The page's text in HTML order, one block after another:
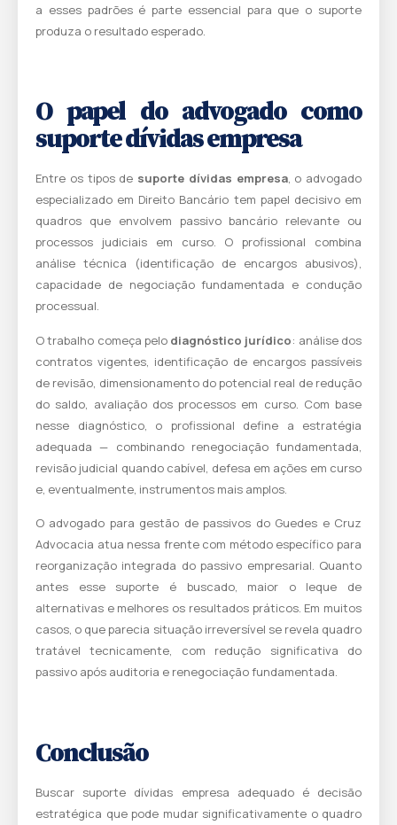
a esses padrões é parte essencial para que o suporte
produza o resultado esperado.
O papel do advogado como
suporte dívidas empresa
Entre os tipos de suporte dívidas empresa, o advogado
especializado em Direito Bancário tem papel decisivo em
quadros que envolvem passivo bancário relevante ou
processos judiciais em curso. O profissional combina
análise técnica (identificação de encargos abusivos),
capacidade de negociação fundamentada e condução
processual.
O trabalho começa pelo diagnóstico jurídico: análise dos
contratos vigentes, identificação de encargos passíveis
de revisão, dimensionamento do potencial real de redução
do saldo, avaliação dos processos em curso. Com base
nesse diagnóstico, o profissional define a estratégia
adequada — combinando renegociação fundamentada,
revisão judicial quando cabível, defesa em ações em curso
e, eventualmente, instrumentos mais amplos.
O advogado para gestão de passivos do Guedes e Cruz
Advocacia atua nessa frente com método específico para
reorganização integrada do passivo empresarial. Quanto
antes esse suporte é buscado, maior o leque de
alternativas e melhores os resultados práticos. Em muitos
casos, o que parecia situação irreversível se revela quadro
tratável tecnicamente, com redução significativa do
passivo após auditoria e renegociação fundamentada.
Conclusão
Buscar suporte dívidas empresa adequado é decisão
estratégica que pode mudar significativamente o quadro